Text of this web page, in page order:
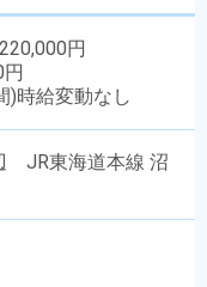
円
)時給変動なし
JR東海道本線 沼